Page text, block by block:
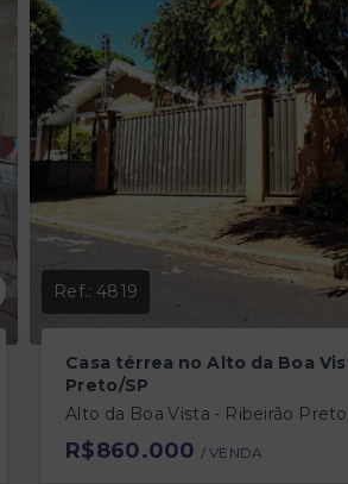
Ref.:4819
Casa térrea no Alto da Boa
Preto/SP
Alto da Boa Vista - Ribeirão
R$860.000 / VENDA